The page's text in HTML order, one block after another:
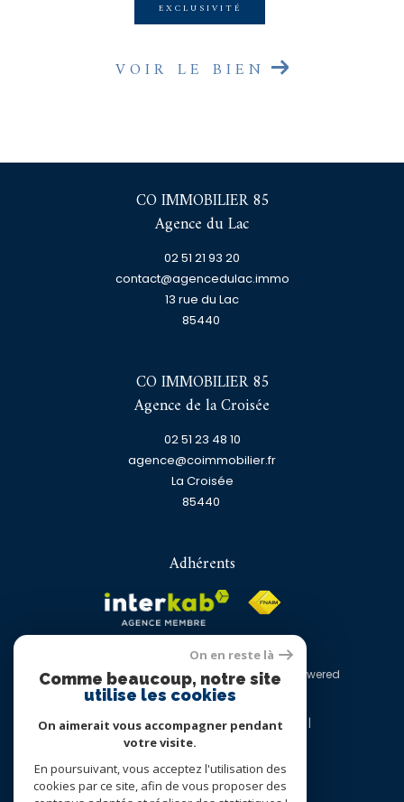
EXCLUSIVITÉ
VOIR LE BIEN
CO IMMOBILIER 85
Agence du Lac
02 51 21 93 20
contact@agencedulac.immo
13 rue du Lac
85440
CO IMMOBILIER 85
Agence de la Croisée
02 51 23 48 10
agence@coimmobilier.fr
La Croisée
85440
Adhérents
© 2026 | Tous droits réservés | Traduction powered
by Google |
Mentions légales
Admin
Nos liens
Politique RGPD
On en reste là
Comme beaucoup, notre site
utilise les cookies
On aimerait vous accompagner pendant
votre visite.
En poursuivant, vous acceptez l'utilisation des
cookies par ce site, afin de vous proposer des